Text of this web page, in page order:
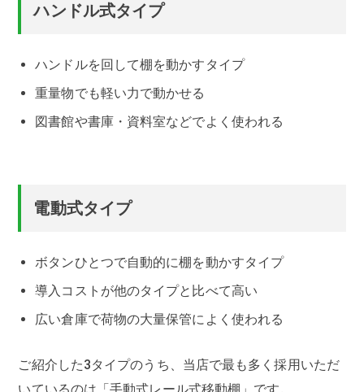
ハンドル式タイプ
ハンドルを回して棚を動かすタイプ
重量物でも軽い力で動かせる
図書館や書庫・資料室などでよく使われる
電動式タイプ
ボタンひとつで自動的に棚を動かすタイプ
導入コストが他のタイプと比べて高い
広い倉庫で荷物の大量保管によく使われる
ご紹介した3タイプのうち、当店で最も多く採用いただ